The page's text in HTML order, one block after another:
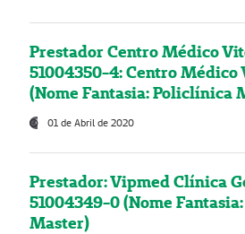
Prestador Centro Médico
51004350-4: Centro
(Nome Fantasia: Policlínica
01 de Abril de 2020
Prestador: Vipmed Clínica
51004349-0 (Nome
Master)